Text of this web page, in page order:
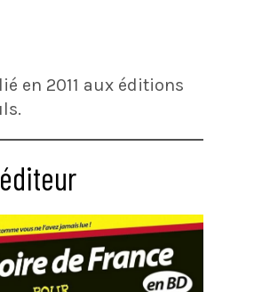
en 2011 aux éditions